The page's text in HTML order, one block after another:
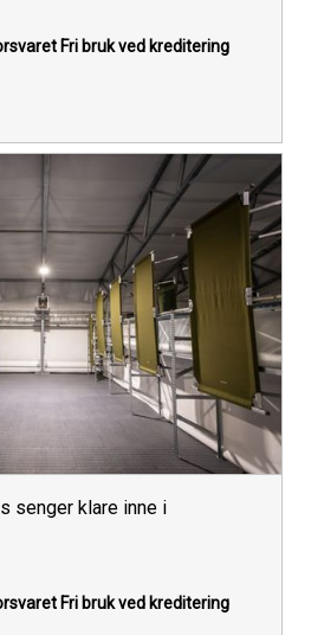
Fri bruk ved kreditering
senger klare inne i
Fri bruk ved kreditering